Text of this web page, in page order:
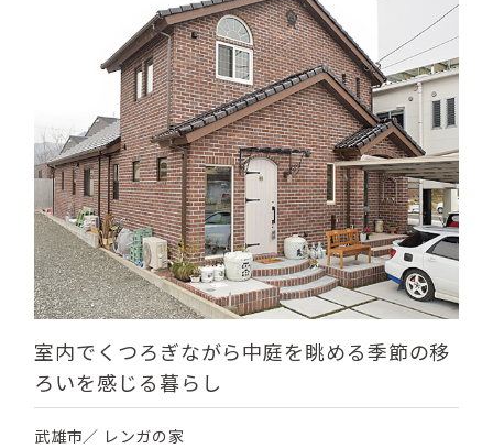
室内でくつろぎながら中庭を眺める季節の移
ろいを感じる暮らし
武雄市／ レンガの家